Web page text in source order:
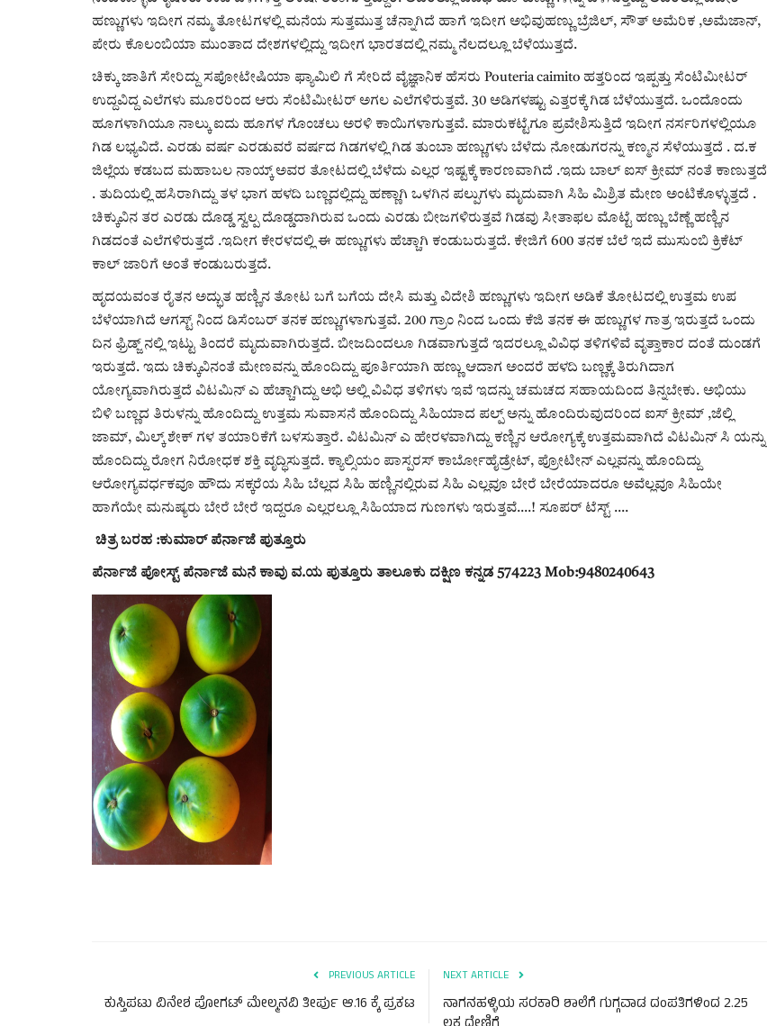
ಹಣ್ಣುಗಳು ಇದೀಗ ನಮ್ಮ ತೋಟಗಳಲ್ಲಿ ಮನೆಯ ಸುತ್ತಮುತ್ತ ಚೆನ್ನಾಗಿದೆ ಹಾಗೆ ಇದೀಗ ಅಭಿವುಹಣ್ಣು ಬ್ರೆಜಿಲ್, ಸೌತ್ ಅಮೆರಿಕ ,ಅಮೆಜಾನ್,
ಪೇರು ಕೊಲಂಬಿಯಾ ಮುಂತಾದ ದೇಶಗಳಲ್ಲಿದ್ದು ಇದೀಗ ಭಾರತದಲ್ಲಿ ನಮ್ಮ ನೆಲದಲ್ಲೂ ಬೆಳೆಯುತ್ತದೆ.
ಚಿಕ್ಕು ಜಾತಿಗೆ ಸೇರಿದ್ದು ಸಪೋಟೇಷಿಯಾ ಫ್ಯಾಮಿಲಿ ಗೆ ಸೇರಿದೆ ವೈಜ್ಞಾನಿಕ ಹೆಸರು Pouteria caimito ಹತ್ತರಿಂದ ಇಪ್ಪತ್ತು ಸೆಂಟಿಮೀಟರ್
ಉದ್ದವಿದ್ದ ಎಲೆಗಳು ಮೂರರಿಂದ ಆರು ಸೆಂಟಿಮೀಟರ್ ಅಗಲ ಎಲೆಗಳಿರುತ್ತವೆ. 30 ಅಡಿಗಳಷ್ಟು ಎತ್ತರಕ್ಕೆ ಗಿಡ ಬೆಳೆಯುತ್ತದೆ. ಒಂದೊಂದು
ಹೂಗಳಾಗಿಯೂ ನಾಲ್ಕು ಐದು ಹೂಗಳ ಗೊಂಚಲು ಅರಳಿ ಕಾಯಿಗಳಾಗುತ್ತವೆ. ಮಾರುಕಟ್ಟೆಗೂ ಪ್ರವೇಶಿಸುತ್ತಿದೆ ಇದೀಗ ನರ್ಸರಿಗಳಲ್ಲಿಯೂ
ಗಿಡ ಲಭ್ಯವಿದೆ. ಎರಡು ವರ್ಷ ಎರಡುವರೆ ವರ್ಷದ ಗಿಡಗಳಲ್ಲಿ ಗಿಡ ತುಂಬಾ ಹಣ್ಣುಗಳು ಬೆಳೆದು ನೋಡುಗರನ್ನು ಕಣ್ಮನ ಸೆಳೆಯುತ್ತದೆ . ದ.ಕ
ಜಿಲ್ಲೆಯ ಕಡಬದ ಮಹಾಬಲ ನಾಯ್ಕ್ ಅವರ ತೋಟದಲ್ಲಿ ಬೆಳೆದು ಎಲ್ಲರ ಇಷ್ಟಕ್ಕೆ ಕಾರಣವಾಗಿದೆ .ಇದು ಬಾಲ್ ಐಸ್ ಕ್ರೀಮ್ ನಂತೆ ಕಾಣುತ್ತದೆ
. ತುದಿಯಲ್ಲಿ ಹಸಿರಾಗಿದ್ದು ತಳ ಭಾಗ ಹಳದಿ ಬಣ್ಣದಲ್ಲಿದ್ದು ಹಣ್ಣಾಗಿ ಒಳಗಿನ ಪಲ್ಪುಗಳು ಮೃದುವಾಗಿ ಸಿಹಿ ಮಿಶ್ರಿತ ಮೇಣ ಅಂಟಿಕೊಳ್ಳುತ್ತದೆ .
ಚಿಕ್ಕುವಿನ ತರ ಎರಡು ದೊಡ್ಡ ಸ್ವಲ್ಪ ದೊಡ್ಡದಾಗಿರುವ ಒಂದು ಎರಡು ಬೀಜಗಳಿರುತ್ತವೆ ಗಿಡವು ಸೀತಾಫಲ ಮೊಟ್ಟೆ ಹಣ್ಣು ಬೆಣ್ಣೆ ಹಣ್ಣಿನ
ಗಿಡದಂತೆ ಎಲೆಗಳಿರುತ್ತದೆ .ಇದೀಗ ಕೇರಳದಲ್ಲಿ ಈ ಹಣ್ಣುಗಳು ಹೆಚ್ಚಾಗಿ ಕಂಡುಬರುತ್ತದೆ. ಕೇಜಿಗೆ 600 ತನಕ ಬೆಲೆ ಇದೆ ಮುಸುಂಬಿ ಕ್ರಿಕೆಟ್
ಕಾಲ್ ಜಾರಿಗೆ ಅಂತೆ ಕಂಡುಬರುತ್ತದೆ.
ಹೃದಯವಂತ ರೈತನ ಅದ್ಭುತ ಹಣ್ಣಿನ ತೋಟ ಬಗೆ ಬಗೆಯ ದೇಸಿ ಮತ್ತು ವಿದೇಶಿ ಹಣ್ಣುಗಳು ಇದೀಗ ಅಡಿಕೆ ತೋಟದಲ್ಲಿ ಉತ್ತಮ ಉಪ
ಬೆಳೆಯಾಗಿದೆ ಆಗಸ್ಟ್ ನಿಂದ ಡಿಸೆಂಬರ್ ತನಕ ಹಣ್ಣುಗಳಾಗುತ್ತವೆ. 200 ಗ್ರಾಂ ನಿಂದ ಒಂದು ಕೆಜಿ ತನಕ ಈ ಹಣ್ಣುಗಳ ಗಾತ್ರ ಇರುತ್ತದೆ ಒಂದು
ದಿನ ಫ್ರಿಡ್ಜ್ ನಲ್ಲಿ ಇಟ್ಟು ತಿಂದರೆ ಮೃದುವಾಗಿರುತ್ತದೆ. ಬೀಜದಿಂದಲೂ ಗಿಡವಾಗುತ್ತದೆ ಇದರಲ್ಲೂ ವಿವಿಧ ತಳಿಗಳಿವೆ ವೃತ್ತಾಕಾರ ದಂತೆ ದುಂಡಗೆ
ಇರುತ್ತದೆ. ಇದು ಚಿಕ್ಕುವಿನಂತೆ ಮೇಣವನ್ನು ಹೊಂದಿದ್ದು ಪೂರ್ತಿಯಾಗಿ ಹಣ್ಣು ಆದಾಗ ಅಂದರೆ ಹಳದಿ ಬಣ್ಣಕ್ಕೆ ತಿರುಗಿದಾಗ
ಯೋಗ್ಯವಾಗಿರುತ್ತದೆ ವಿಟಮಿನ್ ಎ ಹೆಚ್ಚಾಗಿದ್ದು ಅಭಿ ಅಲ್ಲಿ ವಿವಿಧ ತಳಿಗಳು ಇವೆ ಇದನ್ನು ಚಮಚದ ಸಹಾಯದಿಂದ ತಿನ್ನಬೇಕು. ಅಭಿಯು
ಬಿಳಿ ಬಣ್ಣದ ತಿರುಳನ್ನು ಹೊಂದಿದ್ದು ಉತ್ತಮ ಸುವಾಸನೆ ಹೊಂದಿದ್ದು ಸಿಹಿಯಾದ ಪಲ್ಪ್ ಅನ್ನು ಹೊಂದಿರುವುದರಿಂದ ಐಸ್ ಕ್ರೀಮ್ ,ಜೆಲ್ಲಿ
ಜಾಮ್, ಮಿಲ್ಕ್ ಶೇಕ್ ಗಳ ತಯಾರಿಕೆಗೆ ಬಳಸುತ್ತಾರೆ. ವಿಟಮಿನ್ ಎ ಹೇರಳವಾಗಿದ್ದು ಕಣ್ಣಿನ ಆರೋಗ್ಯಕ್ಕೆ ಉತ್ತಮವಾಗಿದೆ ವಿಟಮಿನ್ ಸಿ ಯನ್ನು
ಹೊಂದಿದ್ದು ರೋಗ ನಿರೋಧಕ ಶಕ್ತಿ ವೃದ್ಧಿಸುತ್ತದೆ. ಕ್ಯಾಲ್ಸಿಯಂ ಪಾಸ್ಪರಸ್ ಕಾರ್ಬೋಹೈಡ್ರೇಟ್, ಪ್ರೋಟೀನ್ ಎಲ್ಲವನ್ನು ಹೊಂದಿದ್ದು
ಆರೋಗ್ಯವರ್ಧಕವೂ ಹೌದು ಸಕ್ಕರೆಯ ಸಿಹಿ ಬೆಲ್ಲದ ಸಿಹಿ ಹಣ್ಣಿನಲ್ಲಿರುವ ಸಿಹಿ ಎಲ್ಲವೂ ಬೇರೆ ಬೇರೆಯಾದರೂ ಅವೆಲ್ಲವೂ ಸಿಹಿಯೇ
ಹಾಗೆಯೇ ಮನುಷ್ಯರು ಬೇರೆ ಬೇರೆ ಇದ್ದರೂ ಎಲ್ಲರಲ್ಲೂ ಸಿಹಿಯಾದ ಗುಣಗಳು ಇರುತ್ತವೆ....! ಸೂಪರ್ ಟೆಸ್ಟ್ ....
ಚಿತ್ರ ಬರಹ :ಕುಮಾರ್ ಪೆರ್ನಾಜೆ ಪುತ್ತೂರು
ಪೆರ್ನಾಜೆ ಪೋಸ್ಟ್ ಪೆರ್ನಾಜೆ ಮನೆ ಕಾವು ವ.ಯ ಪುತ್ತೂರು ತಾಲೂಕು ದಕ್ಷಿಣ ಕನ್ನಡ 574223 Mob:9480240643
PREVIOUS ARTICLE
ಕುಸ್ತಿಪಟು ವಿನೇಶ ಪೋಗಟ್ ಮೇಲ್ಮನವಿ ತೀರ್ಪು ಆ.16 ಕ್ಕೆ ಪ್ರಕಟ
NEXT ARTICLE
ನಾಗನಹಳ್ಳಿಯ ಸರಕಾರಿ ಶಾಲೆಗೆ ಗುಗ್ಗವಾಡ ದಂಪತಿಗಳಿಂದ 2.25